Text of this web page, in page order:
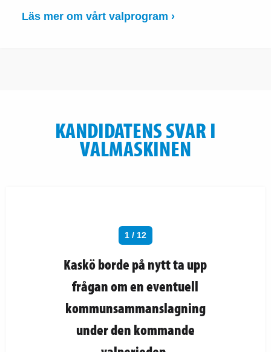
Läs mer om vårt valprogram ›
KANDIDATENS SVAR I
VALMASKINEN
1 / 12
Kaskö borde på nytt ta upp
frågan om en eventuell
kommunsammanslagning
under den kommande